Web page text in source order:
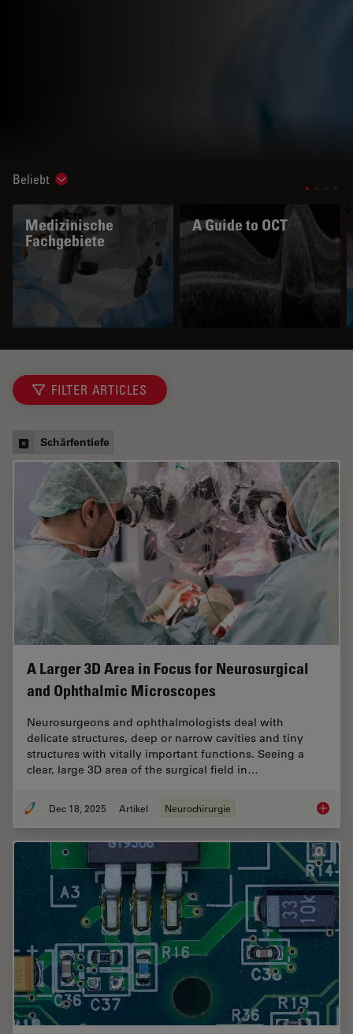
Beliebt Show subnavigation
Medizinische
Fachgebiete
A Guide to OCT
FILTER ARTICLES
Schärfentiefe
A Larger 3D Area in Focus for Neurosurgical
and Ophthalmic Microscopes
Neurosurgeons and ophthalmologists deal with
delicate structures, deep or narrow cavities and tiny
structures with vitally important functions. Seeing a
clear, large 3D area of the surgical field in…
Dec 18, 2025 Artikel Neurochirurgie A